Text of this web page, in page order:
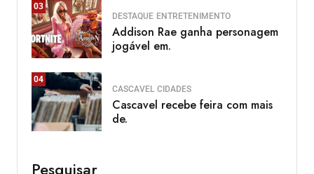
03
DESTAQUE ENTRETENIMENTO
Addison Rae ganha personagem
jogável em.
04
CASCAVEL CIDADES
Cascavel recebe feira com mais
de.
Pesquisar